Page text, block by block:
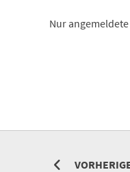
Nur